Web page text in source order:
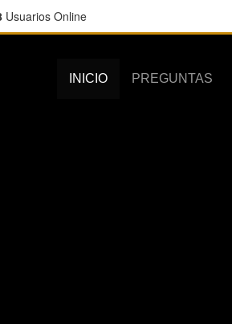
Usuarios Online
INICIO PREGUNTAS